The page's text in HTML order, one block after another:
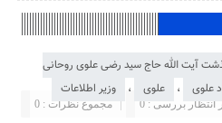
آیت الله حاج سید رضی علوی روحانی
علوی ، علوی ، وزیر اطلاعات
مجموع نظرات : 0 انتظار بررسی : 0